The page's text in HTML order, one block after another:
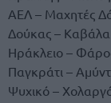
ΑΕΛ – Μαχητές
Δούκας – Καβάλα
Ηράκλειο –
Παγκράτι –
Ψυχικό –